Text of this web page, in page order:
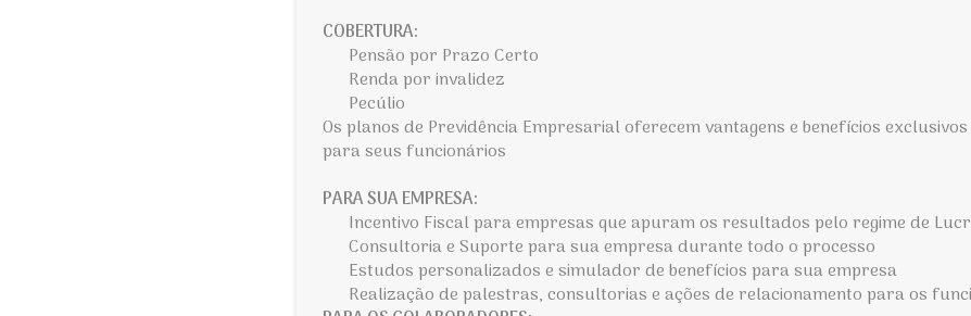
COBERTURA:
Pensão por Prazo Certo
Renda por invalidez
Pecúlio
Os planos de Previdência Empresarial oferecem vantagens e benefícios
para seus funcionários
PARA SUA EMPRESA:
Incentivo Fiscal para empresas que apuram os resultados pelo regime de
Consultoria e Suporte para sua empresa durante todo o processo
Estudos personalizados e simulador de benefícios para sua empresa
Realização de palestras, consultorias e ações de relacionamento para os